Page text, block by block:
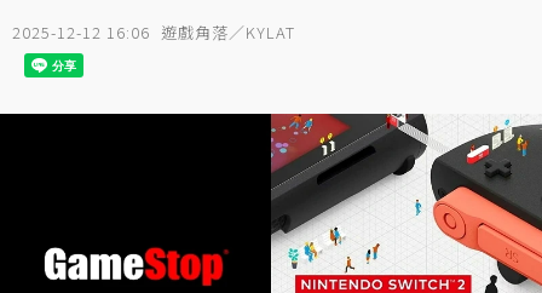
2025-12-12 16:06 遊戲角落／KYLAT